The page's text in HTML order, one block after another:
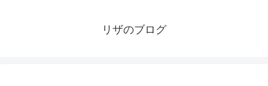
リザのブログ